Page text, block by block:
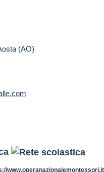
(AO)
www.operanazionalemontessori.it